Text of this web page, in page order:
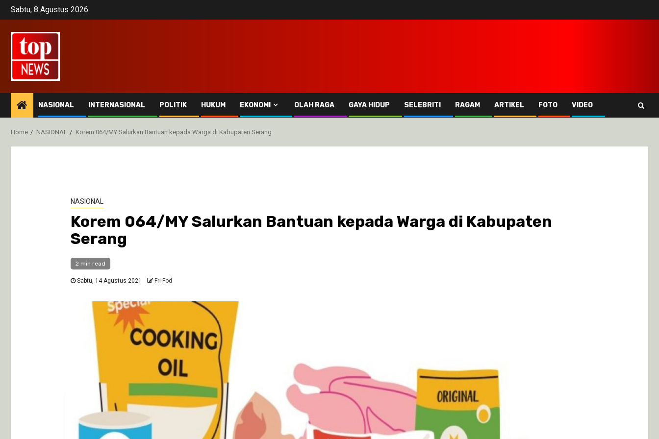
SkipSabtu, 8 Agustus 2026
NASIONAL INTERNASIONAL POLITIK HUKUM EKONOMI OLAH RAGA GAYA HIDUP SELEBRITI RAGAM ARTIKEL FOTO VIDEO
Home NASIONAL Korem 064/MY Salurkan Bantuan kepada Warga di Kabupaten Serang
NASIONAL
Korem 064/MY Salurkan Bantuan kepada Warga di Kabupaten
Serang
2 min read
Sabtu, 14 Agustus 2021 Fri Fod